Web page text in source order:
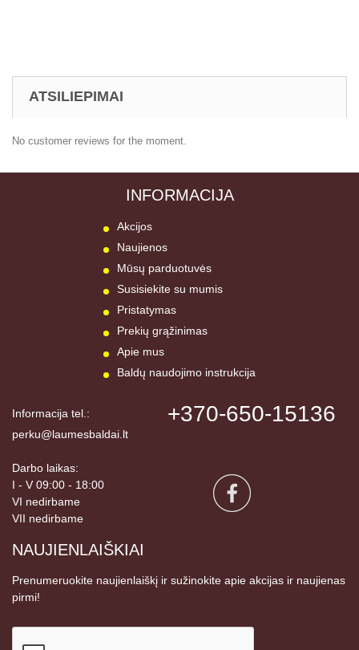
ATSILIEPIMAI
No customer reviews for the moment.
INFORMACIJA
Akcijos
Naujienos
Mūsų parduotuvės
Susisiekite su mumis
Pristatymas
Prekių grąžinimas
Apie mus
Baldų naudojimo instrukcija
Informacija tel.: +370-650-15136
perku@laumesbaldai.lt
Darbo laikas:
I - V 09:00 - 18:00
VI nedirbame
VII nedirbame
NAUJIENLAIŠKIAI
Prenumeruokite naujienlaiškį ir sužinokite apie akcijas ir naujienas
pirmi!